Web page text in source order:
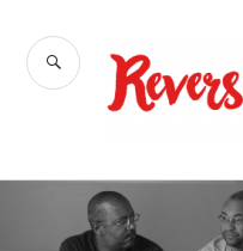
para
conteúdo
BUSCA